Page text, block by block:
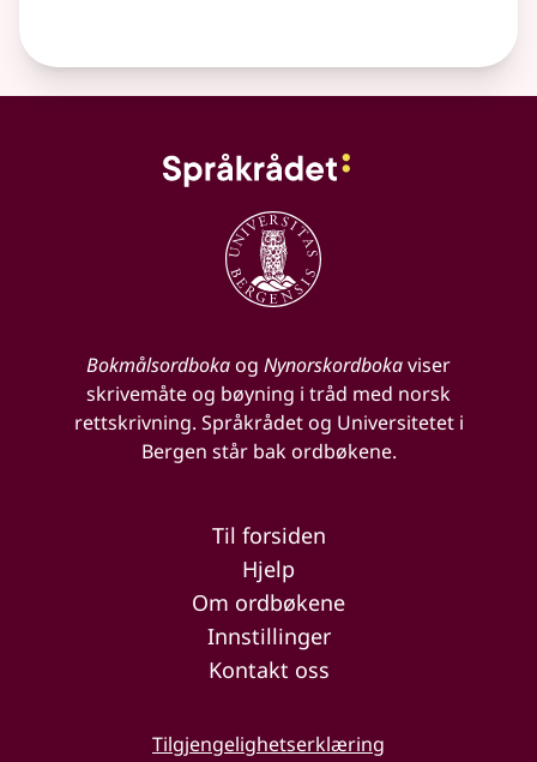
Bokmålsordbokaog Nynorskordbokaviser
skrivemåte og bøyning i tråd med norsk
rettskrivning. Språkrådet og Universitetet i
Bergen står bak ordbøkene.
Til forsiden
Hjelp
Om ordbøkene
Innstillinger
Kontakt oss
Tilgjengelighetserklæring